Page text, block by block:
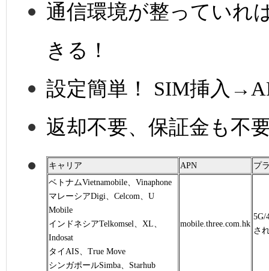
通信環境が整っていれ
きる！
設定簡単！ SIM挿入
返却不要、保証金も不
キャリア APN
プ
ベトナムVietnamobile、Vinaphone
マレーシアDigi、Celcom、U
Mobile
インドネシアTelkomsel、XL、
Indosat
タイAIS、True Move
シンガポールSimba、Starhub
mobile.three.com.hk
5G/
さ